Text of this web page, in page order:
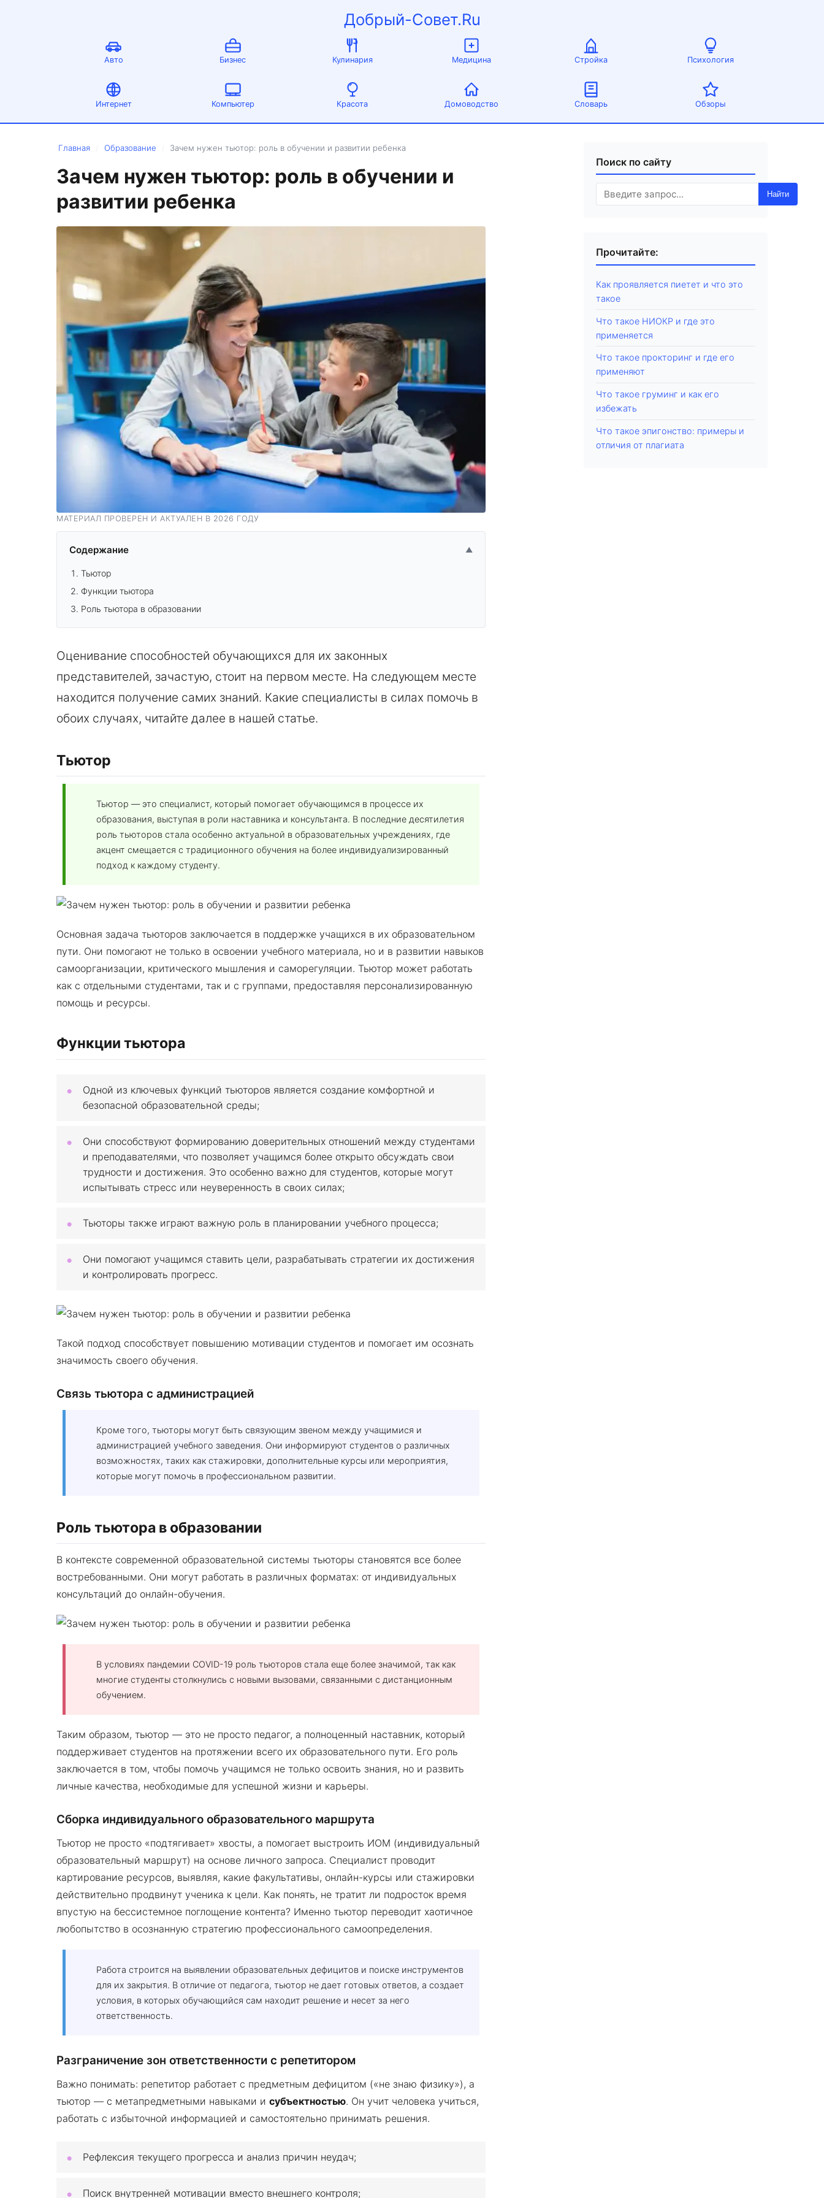
Добрый-Совет.Ru
Авто Бизнес Кулинария Медицина Стройка Психология
Интернет Компьютер Красота Домоводство Словарь Обзоры
Главная Образование Зачем нужен тьютор: роль в обучении и развитии ребенка
Зачем нужен тьютор: роль в обучении и
развитии ребенка
МАТЕРИАЛ ПРОВЕРЕН И АКТУАЛЕН В 2026 ГОДУ
Содержание ▲
Тьютор
Функции тьютора
Роль тьютора в образовании
Оценивание способностей обучающихся для их законных
представителей, зачастую, стоит на первом месте. На следующем месте
находится получение самих знаний. Какие специалисты в силах помочь в
обоих случаях, читайте далее в нашей статье.
Тьютор
Тьютор — это специалист, который помогает обучающимся в процессе их
образования, выступая в роли наставника и консультанта. В последние десятилетия
роль тьюторов стала особенно актуальной в образовательных учреждениях, где
акцент смещается с традиционного обучения на более индивидуализированный
подход к каждому студенту.
Основная задача тьюторов заключается в поддержке учащихся в их образовательном
пути. Они помогают не только в освоении учебного материала, но и в развитии навыков
самоорганизации, критического мышления и саморегуляции. Тьютор может работать
как с отдельными студентами, так и с группами, предоставляя персонализированную
помощь и ресурсы.
Функции тьютора
Одной из ключевых функций тьюторов является создание комфортной и
безопасной образовательной среды;
Они способствуют формированию доверительных отношений между студентами
и преподавателями, что позволяет учащимся более открыто обсуждать свои
трудности и достижения. Это особенно важно для студентов, которые могут
испытывать стресс или неуверенность в своих силах;
Тьюторы также играют важную роль в планировании учебного процесса;
Они помогают учащимся ставить цели, разрабатывать стратегии их достижения
и контролировать прогресс.
Такой подход способствует повышению мотивации студентов и помогает им осознать
значимость своего обучения.
Связь тьютора с администрацией
Кроме того, тьюторы могут быть связующим звеном между учащимися и
администрацией учебного заведения. Они информируют студентов о различных
возможностях, таких как стажировки, дополнительные курсы или мероприятия,
которые могут помочь в профессиональном развитии.
Роль тьютора в образовании
В контексте современной образовательной системы тьюторы становятся все более
востребованными. Они могут работать в различных форматах: от индивидуальных
консультаций до онлайн-обучения.
В условиях пандемии COVID-19 роль тьюторов стала еще более значимой, так как
многие студенты столкнулись с новыми вызовами, связанными с дистанционным
обучением.
Таким образом, тьютор — это не просто педагог, а полноценный наставник, который
поддерживает студентов на протяжении всего их образовательного пути. Его роль
заключается в том, чтобы помочь учащимся не только освоить знания, но и развить
личные качества, необходимые для успешной жизни и карьеры.
Сборка индивидуального образовательного маршрута
Тьютор не просто «подтягивает» хвосты, а помогает выстроить ИОМ (индивидуальный
образовательный маршрут) на основе личного запроса. Специалист проводит
картирование ресурсов, выявляя, какие факультативы, онлайн-курсы или стажировки
действительно продвинут ученика к цели. Как понять, не тратит ли подросток время
впустую на бессистемное поглощение контента? Именно тьютор переводит хаотичное
любопытство в осознанную стратегию профессионального самоопределения.
Работа строится на выявлении образовательных дефицитов и поиске инструментов
для их закрытия. В отличие от педагога, тьютор не дает готовых ответов, а создает
условия, в которых обучающийся сам находит решение и несет за него
ответственность.
Разграничение зон ответственности с репетитором
Важно понимать: репетитор работает с предметным дефицитом («не знаю физику»), а
тьютор — с метапредметными навыками и субъектностью. Он учит человека учиться,
работать с избыточной информацией и самостоятельно принимать решения.
Рефлексия текущего прогресса и анализ причин неудач;
Поиск внутренней мотивации вместо внешнего контроля;
Поиск по сайту
Найти
Прочитайте:
Как проявляется пиетет и что это
такое
Что такое НИОКР и где это
применяется
Что такое прокторинг и где его
применяют
Что такое груминг и как его
избежать
Что такое эпигонство: примеры и
отличия от плагиата